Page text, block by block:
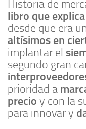
Historia de
libro que
desde que era
altísimos en
implantar el
segundo gran
prioridad a
precio y con la
para innovar y